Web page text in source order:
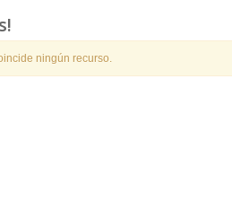
ningún recurso.